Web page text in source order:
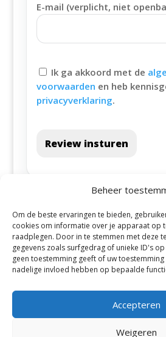
Beheer
Om de beste ervaringen te bieden,
cookies om informatie over je apparaat op
raadplegen. Door in te stemmen met deze
gegevens zoals surfgedrag of unieke ID's
geen toestemming geeft of uw
nadelige invloed hebben op bepaalde
Accepteren
Weigeren
E-mail (verplicht, niet
Ik ga akkoord met de
voorwaarden en heb
privacyverklaring.
Review insturen
Alle steden